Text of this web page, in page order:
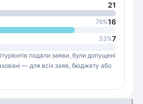
21
76%16
33%7
подали заяви, були допущені
— для всіх заяв, бюджету або